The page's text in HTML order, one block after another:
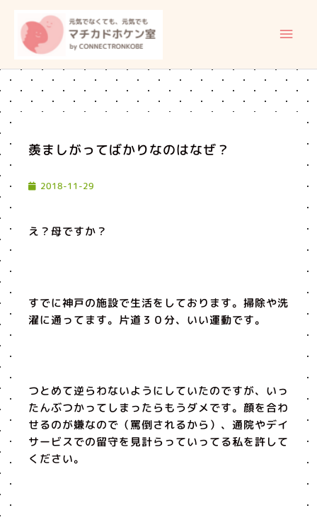
ッ
プ
イ
ン
メ
羨ましがってばかりなのはなぜ？
2018-11-29
え？母ですか？
すでに神戸の施設で生活をしております。掃除や洗
濯に通ってます。片道３０分、いい運動です。
つとめて逆らわないようにしていたのですが、いっ
たんぶつかってしまったらもうダメです。顔を合わ
せるのが嫌なので（罵倒されるから）、通院やデイ
サービスでの留守を見計らっていってる私を許して
ください。